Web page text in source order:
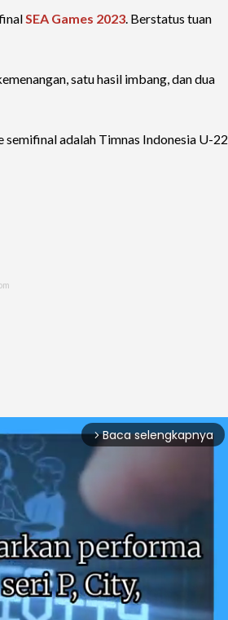
SEA Games 2023. Berstatus tuan
satu hasil imbang, dan dua
adalah Timnas Indonesia U-22
arrow_forward_ios Baca selengkapnya